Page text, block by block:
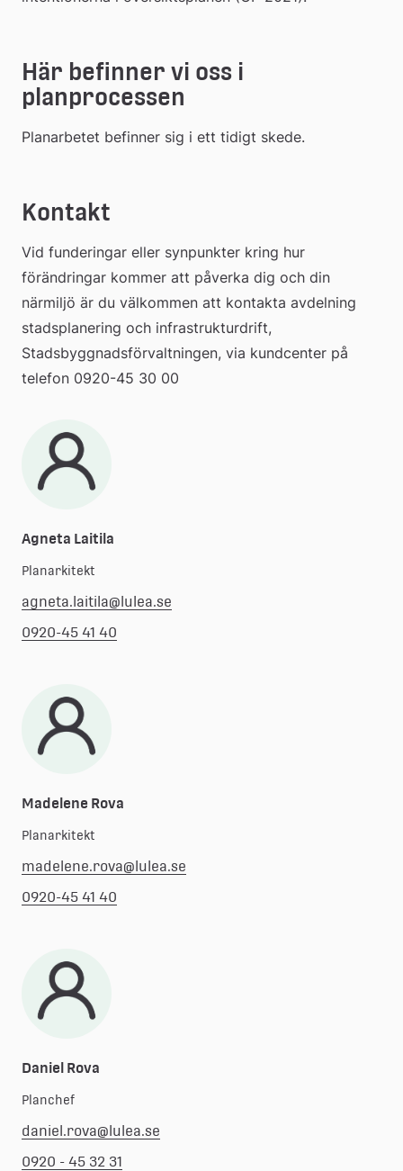
Här befinner vi oss i
planprocessen
Planarbetet befinner sig i ett tidigt skede.
Kontakt
Vid funderingar eller synpunkter kring hur
förändringar kommer att påverka dig och din
närmiljö är du välkommen att kontakta avdelning
stadsplanering och infrastrukturdrift,
Stadsbyggnadsförvaltningen, via kundcenter på
telefon 0920-45 30 00
Agneta Laitila
Planarkitekt
agneta.laitila@lulea.se
0920-45 41 40
Madelene Rova
Planarkitekt
madelene.rova@lulea.se
0920-45 41 40
Daniel Rova
Planchef
daniel.rova@lulea.se
0920 - 45 32 31